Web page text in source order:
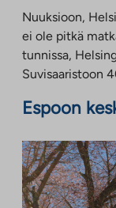
Nuuksioon,
ei ole pitkä
tunnissa,
Suvisaaristoon
Espoon